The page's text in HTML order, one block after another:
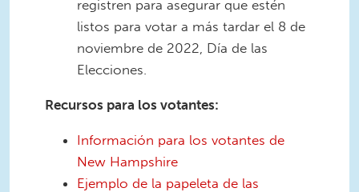
registren para asegurar que estén
listos para votar a más tardar el 8 de
noviembre de 2022, Día de las
Elecciones.
Recursos para los votantes:
Información para los votantes de
New Hampshire
Ejemplo de la papeleta de las